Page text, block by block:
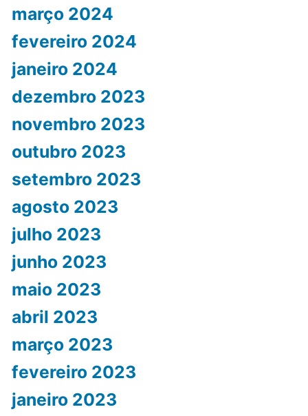
março 2024
fevereiro 2024
janeiro 2024
dezembro 2023
novembro 2023
outubro 2023
setembro 2023
agosto 2023
julho 2023
junho 2023
maio 2023
abril 2023
março 2023
fevereiro 2023
janeiro 2023